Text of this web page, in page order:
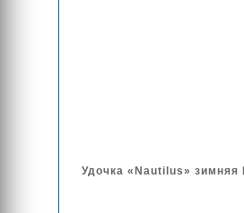
Удочка «Nautilus» зимняя